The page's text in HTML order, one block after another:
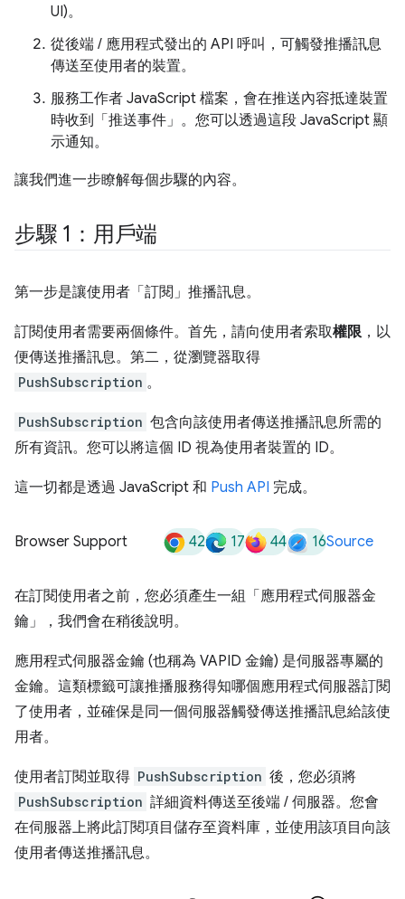
UI)。
從後端 / 應用程式發出的 API 呼叫，可觸發推播訊息
傳送至使用者的裝置。
服務工作者 JavaScript 檔案，會在推送內容抵達裝置
時收到「推送事件」。您可以透過這段 JavaScript 顯
示通知。
讓我們進一步瞭解每個步驟的內容。
步驟 1：用戶端
第一步是讓使用者「訂閱」推播訊息。
訂閱使用者需要兩個條件。首先，請向使用者索取權限，以
便傳送推播訊息。第二，從瀏覽器取得
PushSubscription 。
PushSubscription 包含向該使用者傳送推播訊息所需的
所有資訊。您可以將這個 ID 視為使用者裝置的 ID。
這一切都是透過 JavaScript 和 Push API 完成。
Browser Support 42 17 44 16Source
在訂閱使用者之前，您必須產生一組「應用程式伺服器金
鑰」，我們會在稍後說明。
應用程式伺服器金鑰 (也稱為 VAPID 金鑰) 是伺服器專屬的
金鑰。這類標籤可讓推播服務得知哪個應用程式伺服器訂閱
了使用者，並確保是同一個伺服器觸發傳送推播訊息給該使
用者。
使用者訂閱並取得 PushSubscription 後，您必須將
PushSubscription 詳細資料傳送至後端 / 伺服器。您會
在伺服器上將此訂閱項目儲存至資料庫，並使用該項目向該
使用者傳送推播訊息。